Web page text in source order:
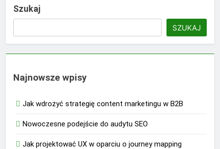
Szukaj
SZUKAJ
Najnowsze wpisy
Jak wdrożyć strategię content marketingu w B2B
Nowoczesne podejście do audytu SEO
Jak projektować UX w oparciu o journey mapping